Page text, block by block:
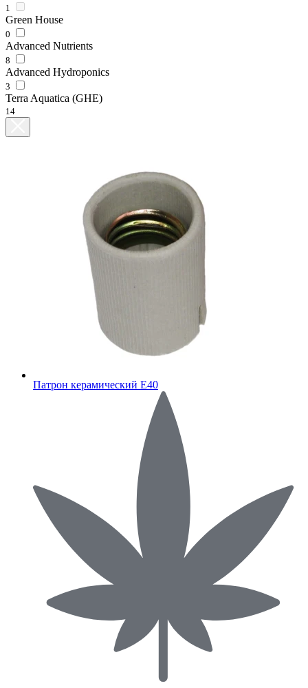
1
Green House
0
Advanced Nutrients
8
Advanced Hydroponics
3
Terra Aquatica (GHE)
14
Патрон керамический Е40